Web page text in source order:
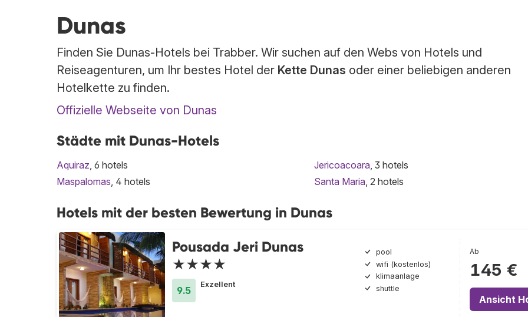
Dunas
Finden Sie Dunas-Hotels bei Trabber. Wir suchen auf den Webs von Hotels und
Reiseagenturen, um Ihr bestes Hotel der Kette Dunas oder einer beliebigen anderen
Hotelkette zu finden.
Offizielle Webseite von Dunas
Städte mit Dunas-Hotels
Aquiraz, 6 hotels
Maspalomas, 4 hotels
Jericoacoara, 3 hotels
Santa Maria, 2 hotels
Hotels mit der besten Bewertung in Dunas
Pousada Jeri Dunas
★★★★
9.5
Exzellent
pool
wifi (kostenlos)
klimaanlage
shuttle
Ab
145 €
Ansicht